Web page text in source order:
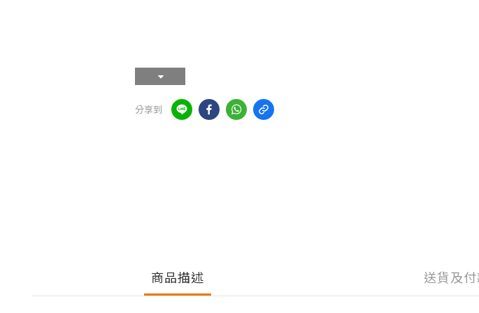
分享到
商品描述 送貨及